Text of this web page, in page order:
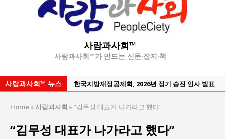
사람과사회™
사람과사회™가 만드는 신문·잡지·책
사람과사회™ 뉴스
한국지방재정공제회, 2026년 정기 승진 인사 발표
서울방산보안협의회, 방산기술보호·공급망 보안
세미나 개최
지방의회 공약은 ‘빛 좋은 개살구’인가?
Home »사람과사회 »“김무성 대표가 나가라고 했다”
“김무성 대표가 나가라고 했다”